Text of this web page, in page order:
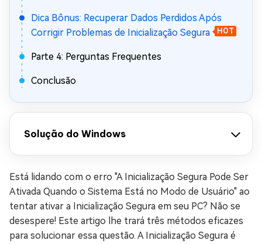
Dica Bônus: Recuperar Dados Perdidos Após
Corrigir Problemas de Inicialização Segura
HOT
Parte 4: Perguntas Frequentes
Conclusão
Solução do Windows
Está lidando com o erro "A Inicialização Segura Pode Ser
Ativada Quando o Sistema Está no Modo de Usuário" ao
tentar ativar a Inicialização Segura em seu PC? Não se
desespere! Este artigo lhe trará três métodos eficazes
para solucionar essa questão. A Inicialização Segura é